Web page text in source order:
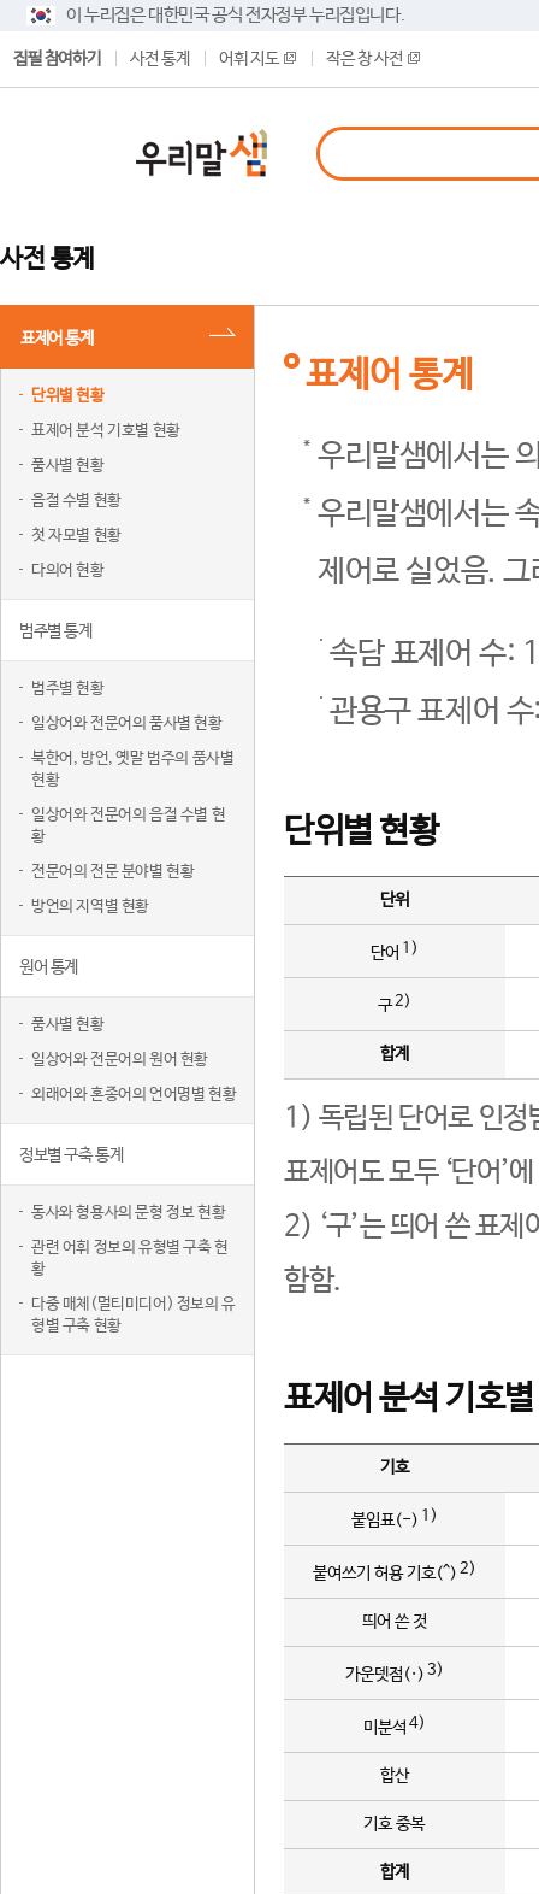
이 누리집은 대한민국 공식 전자정부 누리집입니다.
집필 참여하기 사전 통계 어휘 지도 작은 창 사전
사전 통계
표제어 통계
단위별 현황
표제어 분석 기호별 현황
품사별 현황
음절 수별 현황
첫 자모별 현황
다의어 현황
범주별 통계
범주별 현황
일상어와 전문어의 품사별 현황
북한어, 방언, 옛말 범주의 품사별
현황
일상어와 전문어의 음절 수별 현
황
전문어의 전문 분야별 현황
방언의 지역별 현황
원어 통계
품사별 현황
일상어와 전문어의 원어 현황
외래어와 혼종어의 언어명별 현황
정보별 구축 통계
동사와 형용사의 문형 정보 현황
관련 어휘 정보의 유형별 구축 현
황
다중 매체(멀티미디어) 정보의 유
형별 구축 현황
표제어 통계
우리말샘에서는
우리말샘에서는
제어로 실었음.
속담 표제어 수:
관용구 표제어
단위별 현황
단위
단어 1)
구2)
합계
1) 독립된 단어로 인정
표제어도 모두 ‘단어’
2) ‘구’는 띄어 쓴 표
함함.
표제어 분석 기호
기호
붙임표(-) 1)
붙여쓰기 허용 기호(^) 2)
띄어 쓴 것
가운뎃점(·) 3)
미분석 4)
합산
기호 중복
합계